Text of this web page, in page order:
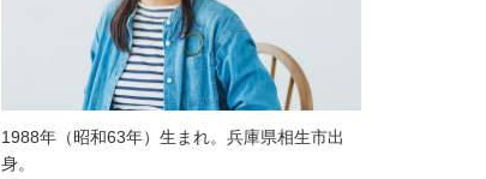
1988年（昭和63年）生まれ。兵庫県相生市出
身。